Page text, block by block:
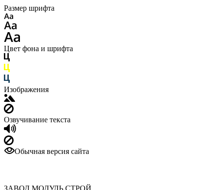
Размер шрифта
Цвет фона и шрифта
Изображения
Озвучивание текста
Обычная версия сайта
ЗАВОД МОДУЛЬ СТРОЙ